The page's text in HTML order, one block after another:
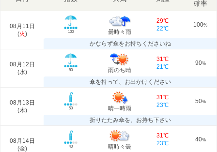
確率
08月11日
(火) 100 曇時々雨
29℃
22℃
100%
かならず傘をお持ちくださいね
08月12日
(水) 80 雨のち晴
31℃
21℃
90%
傘を持って、お出かけください
08月13日
(木) 50 晴一時雨
31℃
23℃
50%
折りたたみ傘を、お持ち下さい
08月14日
(金) 40 晴時々曇
31℃
23℃
40%